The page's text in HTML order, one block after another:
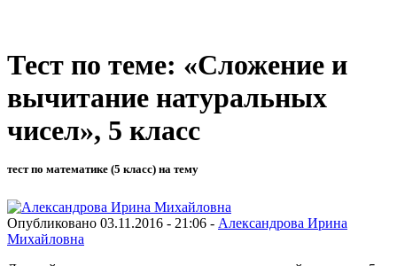
Тест по теме: «Сложение и
вычитание натуральных
чисел», 5 класс
тест по математике (5 класс) на тему
Опубликовано 03.11.2016 - 21:06 - Александрова Ирина
Михайловна